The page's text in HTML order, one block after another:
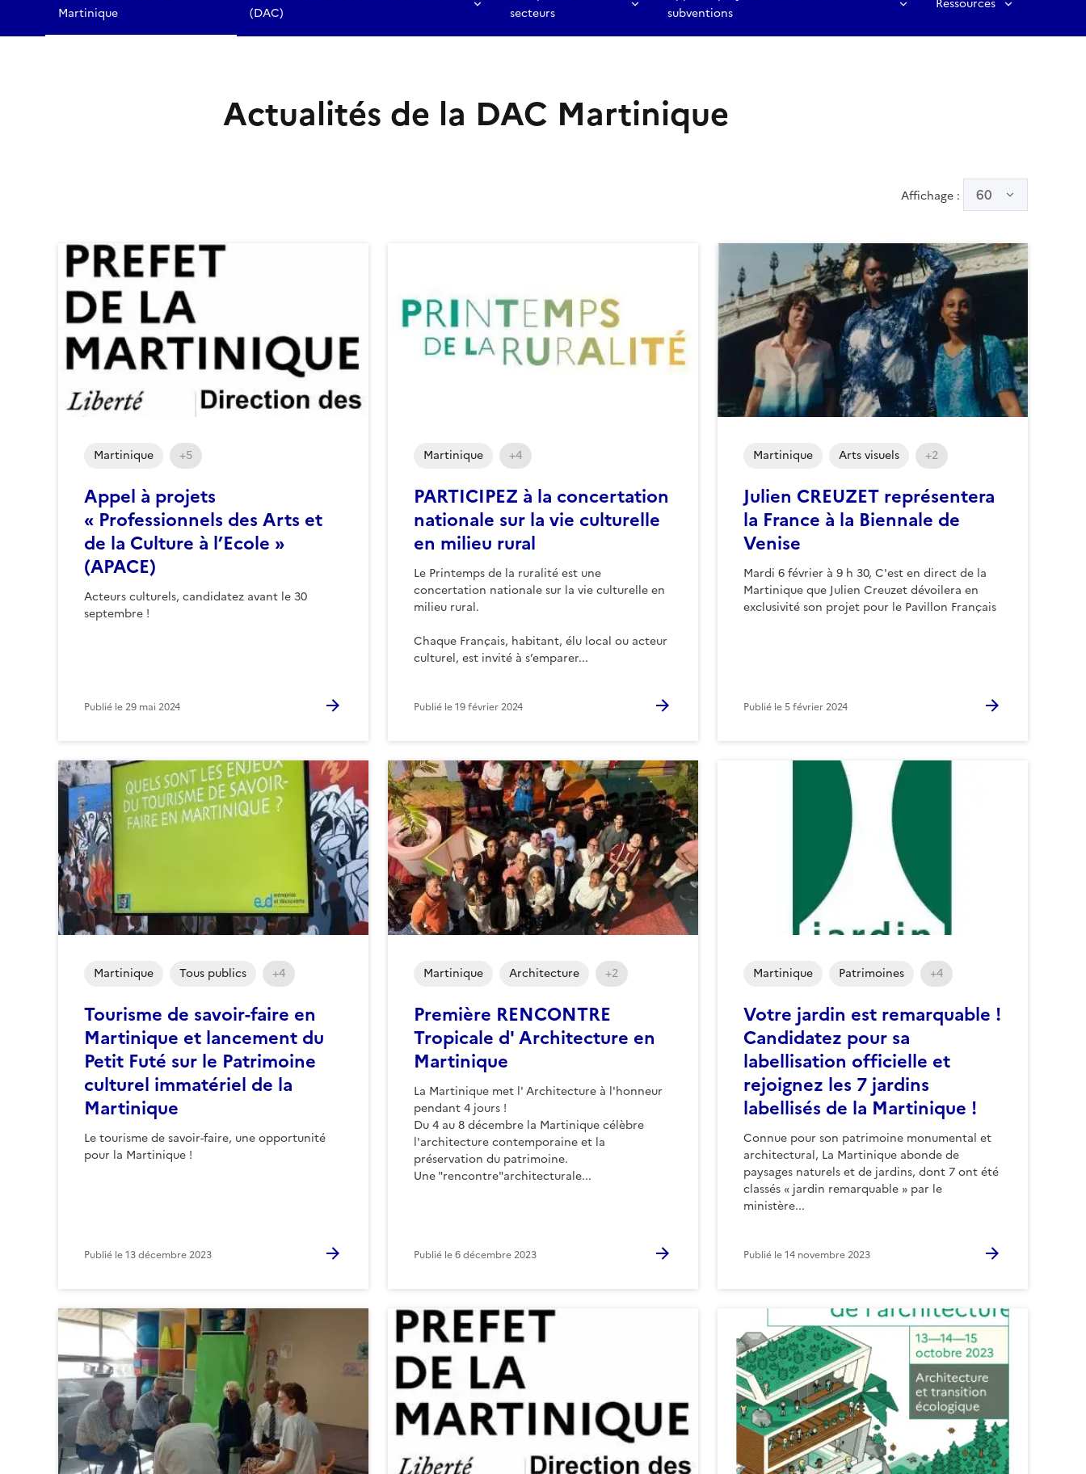
Martinique
(DAC)
secteurs
subventions
Actualités de la DAC Martinique
Affichage : 60
Appel à projets
« Professionnels des Arts et
de la Culture à l’Ecole »
(APACE)
Acteurs culturels, candidatez avant le 30
septembre !
Martinique +5
Publié le29 mai 2024
PARTICIPEZ à la concertation
nationale sur la vie culturelle
en milieu rural
Le Printemps de la ruralité est une
concertation nationale sur la vie culturelle en
milieu rural.
Chaque Français, habitant, élu local ou acteur
culturel, est invité à s’emparer...
Martinique +4
Publié le19 février 2024
Julien CREUZET représentera
la France à la Biennale de
Venise
Mardi 6 février à 9 h 30, C'est en direct de la
Martinique que Julien Creuzet dévoilera en
exclusivité son projet pour le Pavillon Français
Martinique Arts visuels +2
Publié le5 février 2024
Tourisme de savoir-faire en
Martinique et lancement du
Petit Futé sur le Patrimoine
culturel immatériel de la
Martinique
Le tourisme de savoir-faire, une opportunité
pour la Martinique !
Martinique Tous publics +4
Publié le13 décembre 2023
Première RENCONTRE
Tropicale d' Architecture en
Martinique
La Martinique met l' Architecture à l'honneur
pendant 4 jours !
Du 4 au 8 décembre la Martinique célèbre
l'architecture contemporaine et la
préservation du patrimoine.
Une "rencontre"architecturale...
Martinique Architecture +2
Publié le6 décembre 2023
Votre jardin est remarquable !
Candidatez pour sa
labellisation officielle et
rejoignez les 7 jardins
labellisés de la Martinique !
Connue pour son patrimoine monumental et
architectural, La Martinique abonde de
paysages naturels et de jardins, dont 7 ont été
classés « jardin remarquable » par le
ministère...
Martinique Patrimoines +4
Publié le14 novembre 2023